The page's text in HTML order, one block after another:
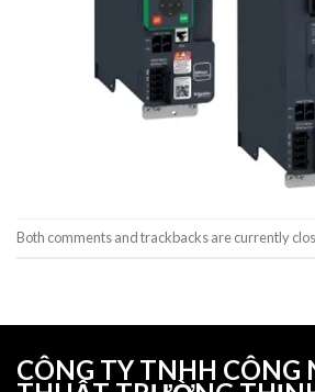
Both comments and trackbacks are currently
CÔNG TY TNHH CÔNG